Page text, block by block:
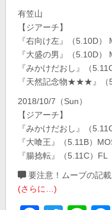
有笠山
【ジアーチ】
『右向け左』（5.10D）
『大盛の男』（5.10D）
『みかけだおし』（
『天然記念物★★★』（
2018/10/7（Sun）
【ジアーチ】
『みかけだおし』（
『大喰王』（5.11B）
『腸捻転』（5.11C）FL
要注意！ムーブの記載
(さらに…)